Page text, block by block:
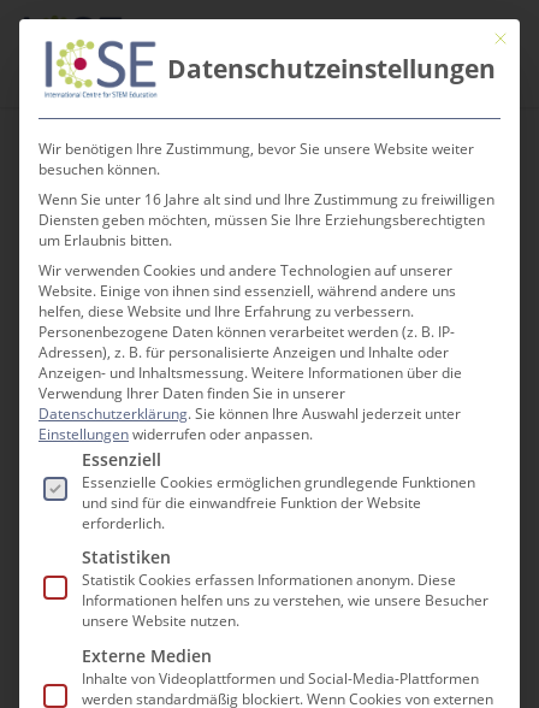
Skip
content
search
Zurück
Die Tassen im Regal
DER DIGITALE MATHEMATIK ESCAPEROOM
Im Regal steht eine Kaffeetasse. Sie steht
vor einem Spiegel, doch du kannst das
Spiegelbild nicht erkennen. „Die Lösung
Mit
Datenschutzeinstellungen
Wir benötigen Ihre Zustimmung, bevor Sie unsere Website weiter
besuchen können.
Wenn Sie unter 16 Jahre alt sind und Ihre Zustimmung zu freiwilligen
Diensten geben möchten, müssen Sie Ihre Erziehungsberechtigten
um Erlaubnis bitten.
Wir verwenden Cookies und andere Technologien auf unserer
Website. Einige von ihnen sind essenziell, während andere uns
helfen, diese Website und Ihre Erfahrung zu verbessern.
Personenbezogene Daten können verarbeitet werden (z. B. IP-
Adressen), z. B. für personalisierte Anzeigen und Inhalte oder
Anzeigen- und Inhaltsmessung.Weitere Informationen über die
Verwendung Ihrer Daten finden Sie in unserer
Datenschutzerklärung.Sie können Ihre Auswahl jederzeit unter
Einstellungenwiderrufen oder anpassen.
Es folgt eine Liste der Service-Gruppen, für die
Essenziell
Essenzielle Cookies ermöglichen grundlegende Funktionen
und sind für die einwandfreie Funktion der Website
erforderlich.
Statistiken
Statistik Cookies erfassen Informationen anonym. Diese
Informationen helfen uns zu verstehen, wie unsere Besucher
unsere Website nutzen.
Externe Medien
Inhalte von Videoplattformen und Social-Media-Plattformen
werden standardmäßig blockiert. Wenn Cookies von externen